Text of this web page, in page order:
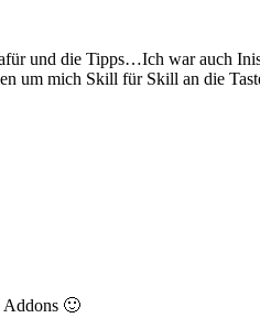
und die Tipps…Ich war auch
um mich Skill für Skill an die
Addons 🙂